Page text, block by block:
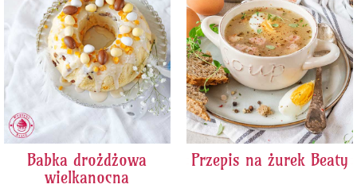
Babka drożdżowa
wielkanocna
Przepis na żurek Beaty